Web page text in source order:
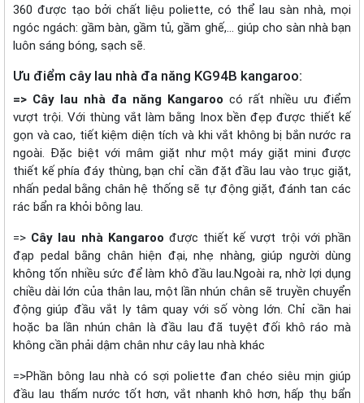
360 được tạo bởi chất liệu poliette, có thể lau sàn nhà, mọi
ngóc ngách: gầm bàn, gầm tủ, gầm ghế,… giúp cho sàn nhà bạn
luôn sáng bóng, sạch sẽ.
Ưu điểm cây lau nhà đa năng KG94B kangaroo:
=> Cây lau nhà đa năng Kangaroo có rất nhiều ưu điểm
vượt trội. Với thùng vắt làm bằng Inox bền đẹp được thiết kế
gọn và cao, tiết kiệm diện tích và khi vắt không bị bắn nước ra
ngoài. Đặc biệt với mâm giặt như một máy giặt mini được
thiết kế phía đáy thùng, bạn chỉ cần đặt đầu lau vào trục giặt,
nhấn pedal bằng chân hệ thống sẽ tự động giặt, đánh tan các
rác bẩn ra khỏi bông lau.
=> Cây lau nhà Kangaroo được thiết kế vượt trội với phần
đạp pedal bằng chân hiện đại, nhẹ nhàng, giúp người dùng
không tốn nhiều sức để làm khô đầu lau.Ngoài ra, nhờ lợi dụng
chiều dài lớn của thân lau, một lần nhún chân sẽ truyền chuyển
động giúp đầu vắt ly tâm quay với số vòng lớn. Chỉ cần hai
hoặc ba lần nhún chân là đầu lau đã tuyệt đối khô ráo mà
không cần phải dậm chân như cây lau nhà khác
=>Phần bông lau nhà có sợi poliette đan chéo siêu mịn giúp
đầu lau thấm nước tốt hơn, vắt nhanh khô hơn, hấp thụ bẩn